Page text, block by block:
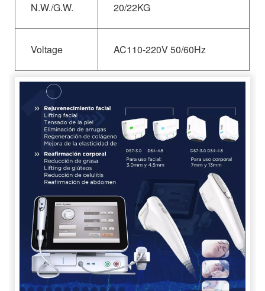
N.W./G.W. 20/22KG
Voltage AC110-220V 50/60Hz